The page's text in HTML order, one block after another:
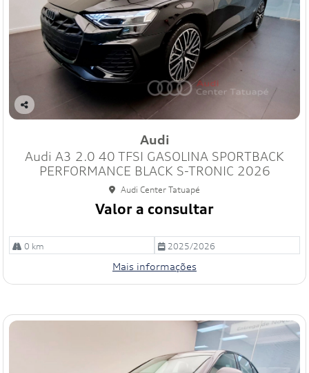
Co
ilh
Audi
Audi A3 2.0 40 TFSI GASOLINA SPORTBACK
PERFORMANCE BLACK S-TRONIC 2026
Audi Center Tatuapé
Valor a consultar
0 km 2025/2026
Mais informações